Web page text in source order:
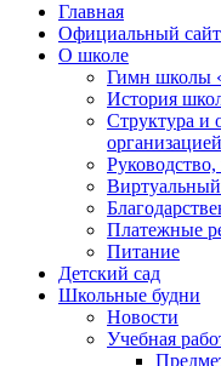
Главная
Официальный сайт
О школе
Гимн школы
История
Структура и
организацией
Платежные
Питание
Детский сад
Школьные будни
Новости
Учебная